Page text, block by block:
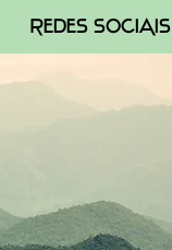
REDES SOCIAIS